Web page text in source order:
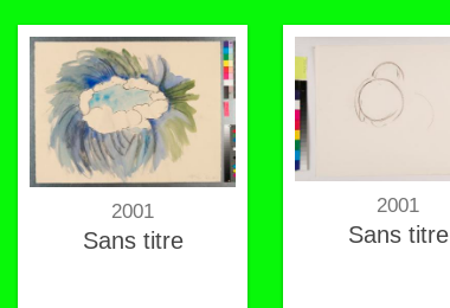
2001
Sans titre
2001
Sans titre